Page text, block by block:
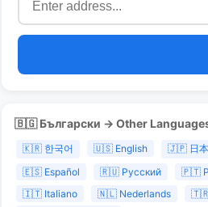
🇧🇬 Български → Other
🇰🇷 한국어 🇺🇸 English 🇯🇵 日
🇪🇸 Español
🇷🇺 Русский 🇵🇹
🇮🇹 Italiano
🇳🇱 Nederlands 🇹🇷